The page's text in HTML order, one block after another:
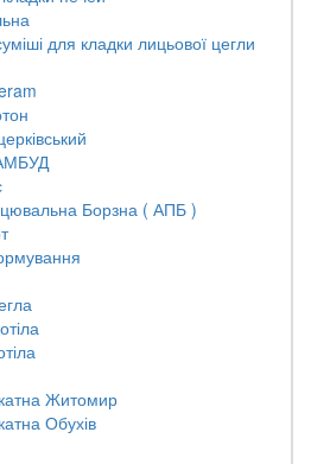
для кладки лицьової цегли
Борзна ( АПБ )
Житомир
Обухів